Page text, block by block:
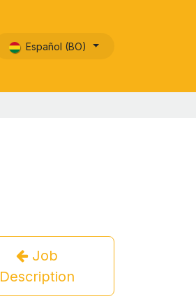
Español (BO)
Job
Description